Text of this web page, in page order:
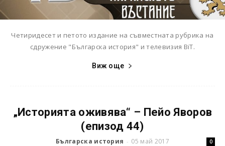
Четиридесет и петото издание на съвместната рубрика на
сдружение "Българска история" и телевизия BiT.
Виж още
„Историята оживява“ – Пейо Яворов
(епизод 44)
Българска история - 05 май 2017 0